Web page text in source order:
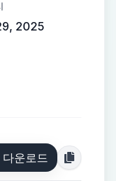
2025
다운로드